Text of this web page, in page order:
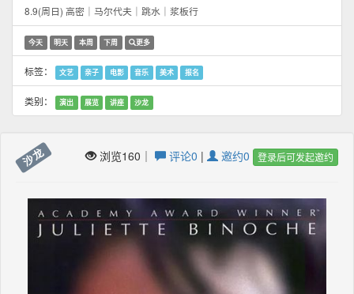
8.9(周日) 高密｜马尔代夫｜跳水｜浆板行
今天 明天 本周 下周 更多
标签： 文艺 亲子 电影 音乐 美术 报名
类别： 演出 展览 讲座 沙龙
沙龙 浏览160｜ 评论0 | 邀约0 登录后可发起邀约